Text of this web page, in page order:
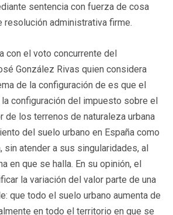
sentencia con fuerza de cosa
resolución administrativa firme.
con el voto concurrente del
González Rivas quien considera
de la configuración de es que el
configuración del impuesto sobre el
de los terrenos de naturaleza urbana
del suelo urbano en España como
sin atender a sus singularidades, al
en que se halla. En su opinión, el
la variación del valor parte de una
que todo el suelo urbano aumenta de
en todo el territorio en que se